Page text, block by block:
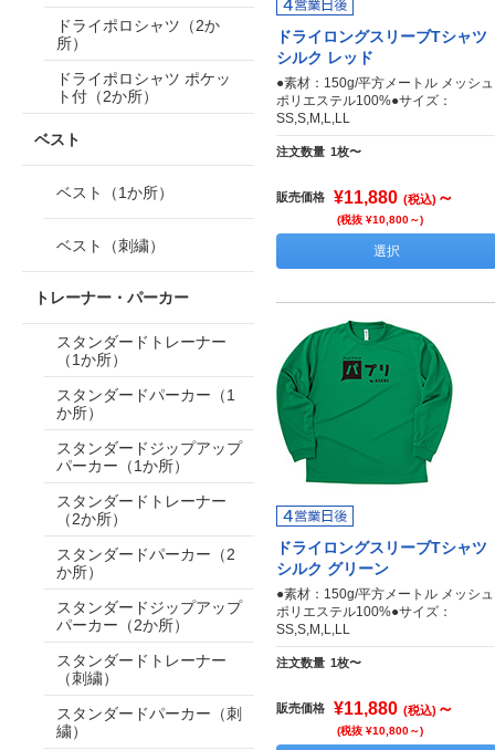
ドライロングスリーブTシャツ
シルク レッド
●素材：150g/平方メートル メッシュ
ポリエステル100%●サイズ：
SS,S,M,L,LL
注文数量 1枚〜
販売価格 ¥11,880 (税込) ～
(税抜 ¥10,800～)
選択
ドライロングスリーブTシャツ
シルク グリーン
●素材：150g/平方メートル メッシュ
ポリエステル100%●サイズ：
SS,S,M,L,LL
注文数量 1枚〜
販売価格 ¥11,880 (税込) ～
(税抜 ¥10,800～)
ドライポロシャツ（2か
所）
ドライポロシャツ ポケッ
ト付（2か所）
ベスト
ベスト（1か所）
ベスト（刺繍）
トレーナー・パーカー
スタンダードトレーナー
（1か所）
スタンダードパーカー（1
か所）
スタンダードジップアップ
パーカー（1か所）
スタンダードトレーナー
（2か所）
スタンダードパーカー（2
か所）
スタンダードジップアップ
パーカー（2か所）
スタンダードトレーナー
（刺繍）
スタンダードパーカー（刺
繍）